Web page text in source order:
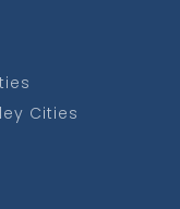
Cities